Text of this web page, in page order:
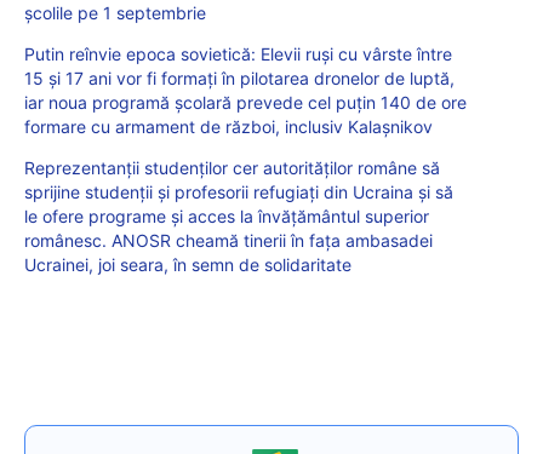
școlile pe 1 septembrie
Putin reînvie epoca sovietică: Elevii ruşi cu vârste între
15 şi 17 ani vor fi formaţi în pilotarea dronelor de luptă,
iar noua programă școlară prevede cel puţin 140 de ore
formare cu armament de război, inclusiv Kalaşnikov
Reprezentanții studenților cer autorităților române să
sprijine studenții și profesorii refugiați din Ucraina și să
le ofere programe și acces la învățământul superior
românesc. ANOSR cheamă tinerii în fața ambasadei
Ucrainei, joi seara, în semn de solidaritate